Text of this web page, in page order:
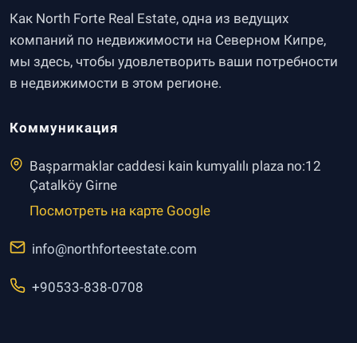
Как North Forte Real Estate, одна из ведущих
компаний по недвижимости на Северном Кипре,
мы здесь, чтобы удовлетворить ваши потребности
в недвижимости в этом регионе.
Коммуникация
Başparmaklar caddesi kain kumyalılı plaza no:12
Çatalköy Girne
Посмотреть на карте Google
info@northforteestate.com
+90533-838-0708